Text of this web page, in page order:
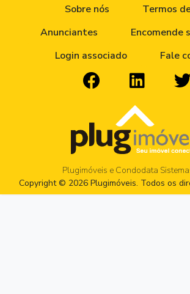
Sobre nós
Termos
Anunciantes
Encomende
Login associado
Fale
Plugimóveis e Condodata
Copyright © 2026 Plugimóveis. Todos os